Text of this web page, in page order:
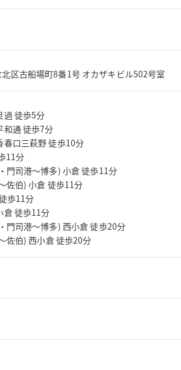
区古船場町8番1号 オカザキビル502号室
過 徒歩5分
和通 徒歩7分
春口三萩野 徒歩10分
11分
門司港～博多) 小倉 徒歩11分
佐伯) 小倉 徒歩11分
歩11分
倉 徒歩11分
門司港～博多) 西小倉 徒歩20分
佐伯) 西小倉 徒歩20分